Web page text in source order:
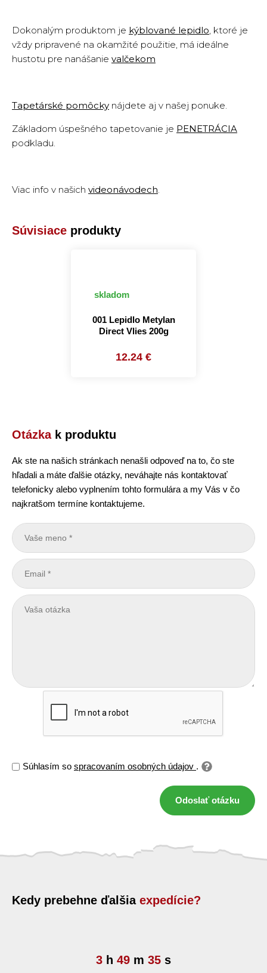
Dokonalým produktom je kýblované lepidlo, ktoré je
vždy pripravené na okamžité použitie, má ideálne
hustotu pre nanášanie valčekom
Tapetárské pomôcky nájdete aj v našej ponuke.
Základom úspešného tapetovanie je PENETRÁCIA
podkladu.
Viac info v našich videonávodech.
Súvisiace produkty
skladom
001 Lepidlo Metylan
Direct Vlies 200g
12.24 €
Otázkak produktu
Ak ste na našich stránkach nenašli odpoveď na to, čo ste
hľadali a máte ďalšie otázky, neváhajte nás kontaktovať
telefonicky alebo vyplnením tohto formulára a my Vás v čo
najkratšom termíne kontaktujeme.
Súhlasím so spracovaním osobných údajov .
Odoslať otázku
Kedy prebehne ďalšia expedície?
3 h 49 m 35 s